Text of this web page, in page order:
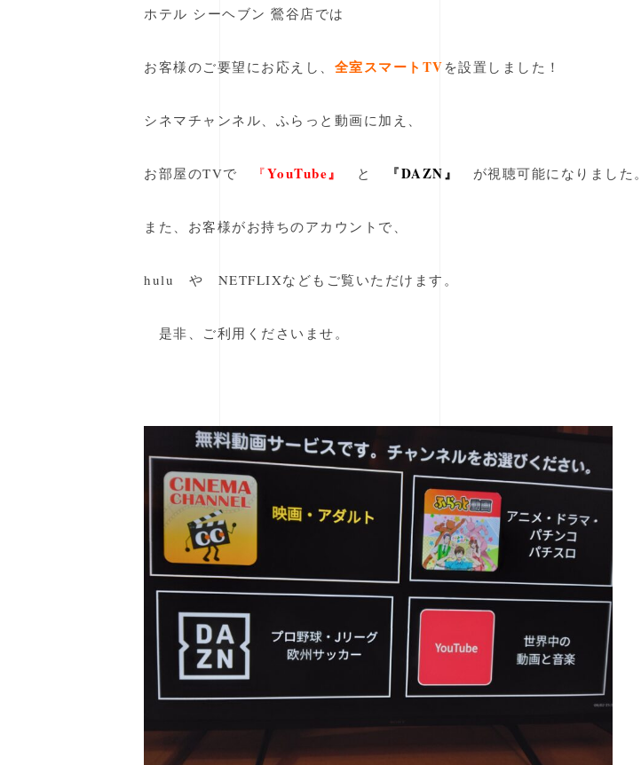
ホテル シーヘブン 鶯谷店では
お客様のご要望にお応えし、 全室スマートTV を設置しました！
シネマチャンネル、ふらっと動画に加え、
お部屋のTVで 『YouTube』 と 『DAZN』 が視聴可能になりました。
また、お客様がお持ちのアカウントで、
hulu や NETFLIXなどもご覧いただけます。
是非、ご利用くださいませ。